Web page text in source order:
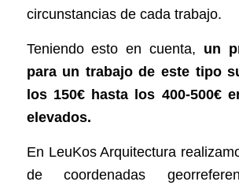
circunstancias de cada trabajo.
Teniendo esto en cuenta, un
para un trabajo de este tipo
los 150€ hasta los 400-500€
elevados.
En LeuKos Arquitectura
de coordenadas